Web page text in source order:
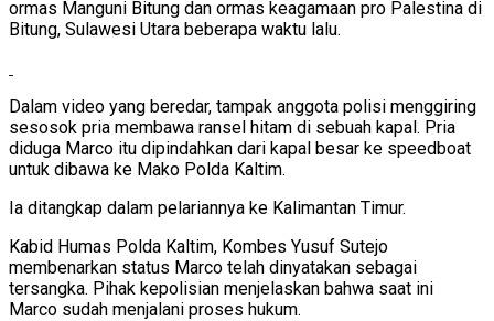
ormas Manguni Bitung dan ormas keagamaan pro Palestina di
Bitung, Sulawesi Utara beberapa waktu lalu.
Dalam video yang beredar, tampak anggota polisi menggiring
sesosok pria membawa ransel hitam di sebuah kapal. Pria
diduga Marco itu dipindahkan dari kapal besar ke speedboat
untuk dibawa ke Mako Polda Kaltim.
Ia ditangkap dalam pelariannya ke Kalimantan Timur.
Kabid Humas Polda Kaltim, Kombes Yusuf Sutejo
membenarkan status Marco telah dinyatakan sebagai
tersangka. Pihak kepolisian menjelaskan bahwa saat ini
Marco sudah menjalani proses hukum.